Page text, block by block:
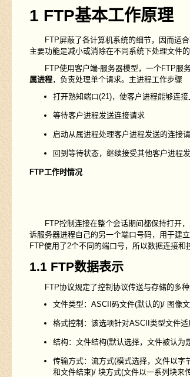
1 FTP基本工作原理
FTP屏蔽了各计算机系统的细节，因而适合
主要功能是减小或消除在不同系统下处理文件的
FTP使用客户端-服务器模型，一个FTP服务
属进程，负责处理单个请求。主进程工作步骤
打开熟知端口(21)，使客户进程能够连接
等待客户进程发送连接请求
启动从属进程处理客户进程发送的连接
回到等待状态，继续接受其他客户进程
FTP工作时情况
FTP控制连接在整个会话期间都保持打开，
诉服务器进程自己的另一个端口号码，用于建
FTP使用了2个不同的端口号，所以数据连接和
1.1 FTP数据表示
FTP协议规定了控制协议传送与存储的多种
文件类型：ASCII码文件(默认的)/ 图像
格式控制：该选项针对ASCII类型文件
结构：文件结构(默认选择，文件被认为
传输方式：流方式(模式选择，文件以字
和文件结束)/ 块方式(文件以一系列块来